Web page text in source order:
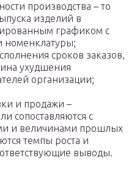
производства – то
изделий в
графиком с
номенклатуры;
сроков заказов,
ухудшения
организации;
и продажи –
сопоставляются с
и величинами прошлых
темпы роста и
выводы.